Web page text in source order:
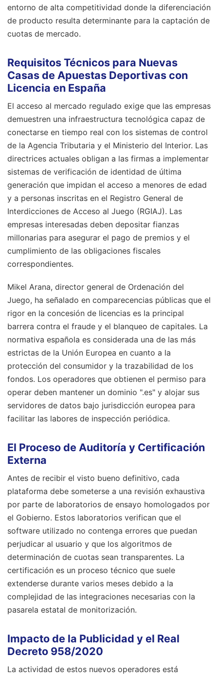
entorno de alta competitividad donde la diferenciación
de producto resulta determinante para la captación de
cuotas de mercado.
Requisitos Técnicos para Nuevas
Casas de Apuestas Deportivas con
Licencia en España
El acceso al mercado regulado exige que las empresas
demuestren una infraestructura tecnológica capaz de
conectarse en tiempo real con los sistemas de control
de la Agencia Tributaria y el Ministerio del Interior. Las
directrices actuales obligan a las firmas a implementar
sistemas de verificación de identidad de última
generación que impidan el acceso a menores de edad
y a personas inscritas en el Registro General de
Interdicciones de Acceso al Juego (RGIAJ). Las
empresas interesadas deben depositar fianzas
millonarias para asegurar el pago de premios y el
cumplimiento de las obligaciones fiscales
correspondientes.
Mikel Arana, director general de Ordenación del
Juego, ha señalado en comparecencias públicas que el
rigor en la concesión de licencias es la principal
barrera contra el fraude y el blanqueo de capitales. La
normativa española es considerada una de las más
estrictas de la Unión Europea en cuanto a la
protección del consumidor y la trazabilidad de los
fondos. Los operadores que obtienen el permiso para
operar deben mantener un dominio ".es" y alojar sus
servidores de datos bajo jurisdicción europea para
facilitar las labores de inspección periódica.
El Proceso de Auditoría y Certificación
Externa
Antes de recibir el visto bueno definitivo, cada
plataforma debe someterse a una revisión exhaustiva
por parte de laboratorios de ensayo homologados por
el Gobierno. Estos laboratorios verifican que el
software utilizado no contenga errores que puedan
perjudicar al usuario y que los algoritmos de
determinación de cuotas sean transparentes. La
certificación es un proceso técnico que suele
extenderse durante varios meses debido a la
complejidad de las integraciones necesarias con la
pasarela estatal de monitorización.
Impacto de la Publicidad y el Real
Decreto 958/2020
La actividad de estos nuevos operadores está